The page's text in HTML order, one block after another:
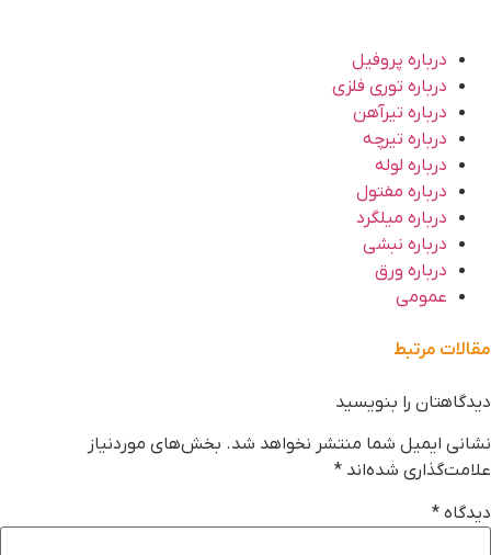
درباره پروفیل
درباره توری فلزی
درباره تیر‌آهن
درباره تیرچه
درباره لوله
درباره مفتول
درباره میلگرد
درباره نبشی
درباره ورق
عمومی
مرتبط
را بنویسید
ایمیل شما منتشر نخواهد شد. بخش‌های موردنیاز
شده‌اند *
*